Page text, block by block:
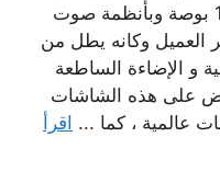
وبأحجام متنوعة تصل 140و 150 بوصة وبأنظمة صوت
العميل وكانه يطل من
و الإضاءة الساطعة
على هذه الشاشات
عالمية ، كما ... اقرأ